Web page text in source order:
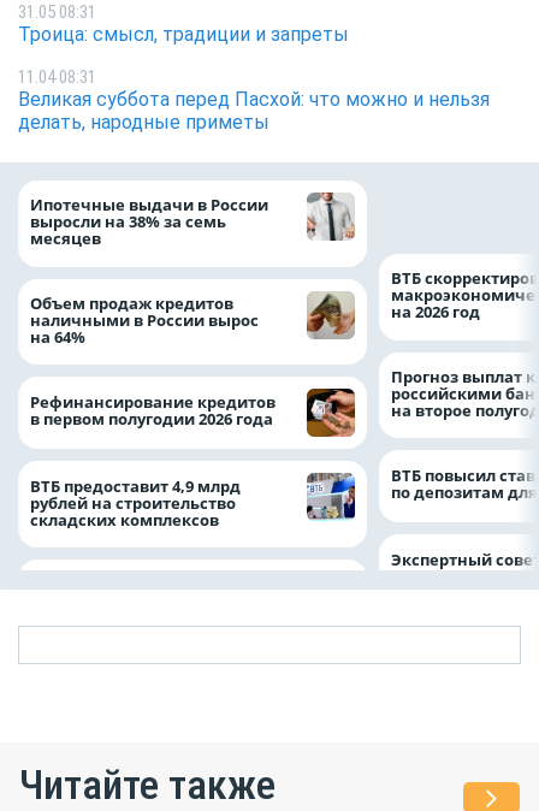
31.05 08:31
Троица: смысл, традиции и запреты
11.04 08:31
Великая суббота перед Пасхой: что можно и нельзя
делать, народные приметы
Ипотечные выдачи в России
выросли на 38% за семь
месяцев
Объем продаж кредитов
наличными в России вырос
на 64%
Рефинансирование кредитов
в первом полугодии 2026 года
ВТБ предоставит 4,9 млрд
рублей на строительство
складских комплексов
ВТБ
на 2026 год
Прогноз выплат
российскими
на второе
ВТБ повысил
по депозитам
Экспертный
Читайте также